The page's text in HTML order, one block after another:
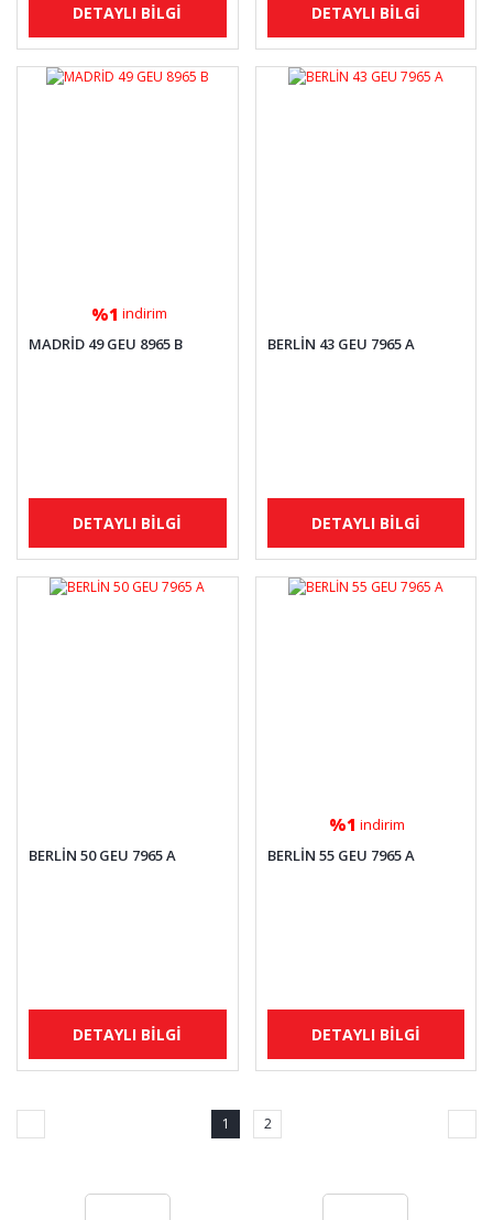
DETAYLI BİLGİ DETAYLI BİLGİ
%1 indirim
MADRİD 49 GEU 8965 B
DETAYLI BİLGİ
BERLİN 43 GEU 7965 A
DETAYLI BİLGİ
BERLİN 50 GEU 7965 A
DETAYLI BİLGİ
%1 indirim
BERLİN 55 GEU 7965 A
DETAYLI BİLGİ
1 2